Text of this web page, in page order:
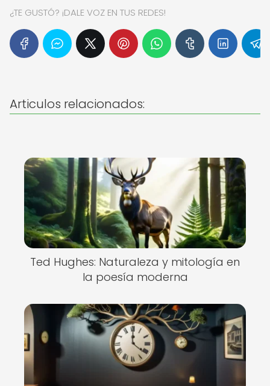
¿TE GUSTÓ? ¡DALE VOZ EN TUS REDES!
Articulos relacionados:
Ted Hughes: Naturaleza y mitología en
la poesía moderna